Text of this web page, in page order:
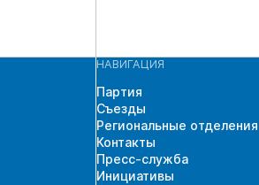
НАВИГАЦИЯ
Партия
Съезды
Региональные отделения
Контакты
Пресс-служба
Инициативы